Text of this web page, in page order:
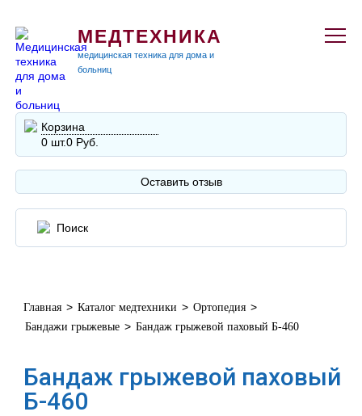
МЕДТЕХНИКА
медицинская техника для дома и
больниц
Корзина
0 шт.0 Руб.
Оставить отзыв
Главная > Каталог медтехники > Ортопедия >
Бандажи грыжевые > Бандаж грыжевой паховый Б-460
Бандаж грыжевой паховый
Б-460